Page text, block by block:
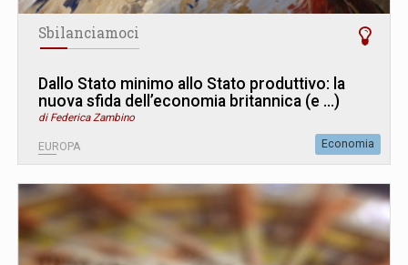
Sbilanciamoci
Dallo Stato minimo allo Stato produttivo: la
nuova sfida dell’economia britannica (e ...)
di Federica Zambino
EUROPA Economia